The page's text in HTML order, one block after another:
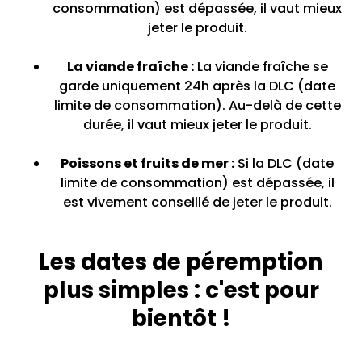
consommation) est dépassée, il vaut mieux
jeter le produit.
La viande fraîche :La viande fraîche se
garde uniquement 24h après la DLC (date
limite de consommation). Au-delà de cette
durée, il vaut mieux jeter le produit.
Poissons et fruits de mer : Si la DLC (date
limite de consommation) est dépassée, il
est vivement conseillé de jeter le produit.
Les dates de péremption
plus simples : c'est pour
bientôt !